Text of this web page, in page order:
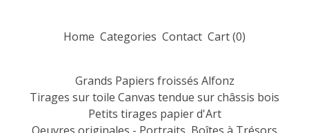
Home Categories Contact Cart (0)
Grands Papiers froissés Alfonz
Tirages sur toile Canvas tendue sur châssis bois
Petits tirages papier d'Art